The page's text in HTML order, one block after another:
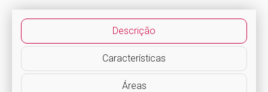
Descrição
Características
Áreas